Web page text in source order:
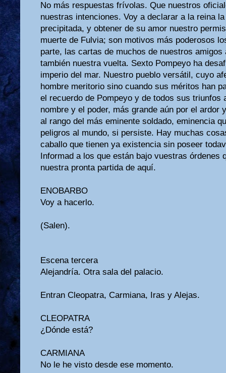
No más respuestas frívolas. Que nuestros
nuestras intenciones. Voy a declarar a la reina
precipitada, y obtener de su amor nuestro
muerte de Fulvia; son motivos más poderosos
parte, las cartas de muchos de nuestros
también nuestra vuelta. Sexto Pompeyo ha
imperio del mar. Nuestro pueblo versátil, cuyo
hombre meritorio sino cuando sus méritos han
el recuerdo de Pompeyo y de todos sus triunfos
nombre y el poder, más grande aún por el ardor
al rango del más eminente soldado, eminencia
peligros al mundo, si persiste. Hay muchas
caballo que tienen ya existencia sin poseer
Informad a los que están bajo vuestras órdenes
nuestra pronta partida de aquí.
ENOBARBO
Voy a hacerlo.
(Salen).
Escena tercera
Alejandría. Otra sala del palacio.
Entran Cleopatra, Carmiana, Iras y Alejas.
CLEOPATRA
¿Dónde está?
CARMIANA
No le he visto desde ese momento.